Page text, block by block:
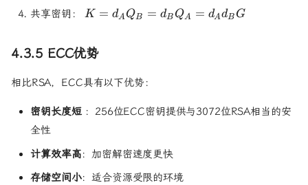
G
共享密钥：K =
=
Q_A
d_A
K = dAQB = dB QA = dAdB G
4.3.5 ECC优势
相比RSA，ECC具有以下优势：
密钥长度短 ：256位ECC密钥提供与3072位RSA相当的安
全性
计算效率高：加密解密速度更快
存储空间小：适合资源受限的环境